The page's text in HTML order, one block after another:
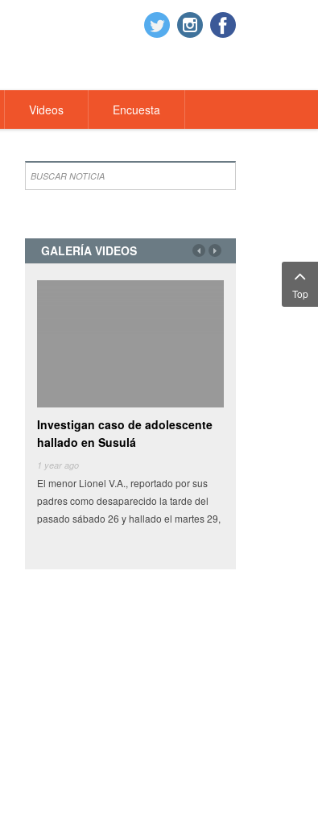
Videos Encuesta
GALERÍA VIDEOS
Investigan caso de adolescente
hallado en Susulá
1 year ago
El menor Lionel V.A., reportado por sus
padres como desaparecido la tarde del
pasado sábado 26 y hallado el martes 29,
Camioneta con
Miles de pesos en frutas y
tenían como destino el
Conkal se perdieron en
Top